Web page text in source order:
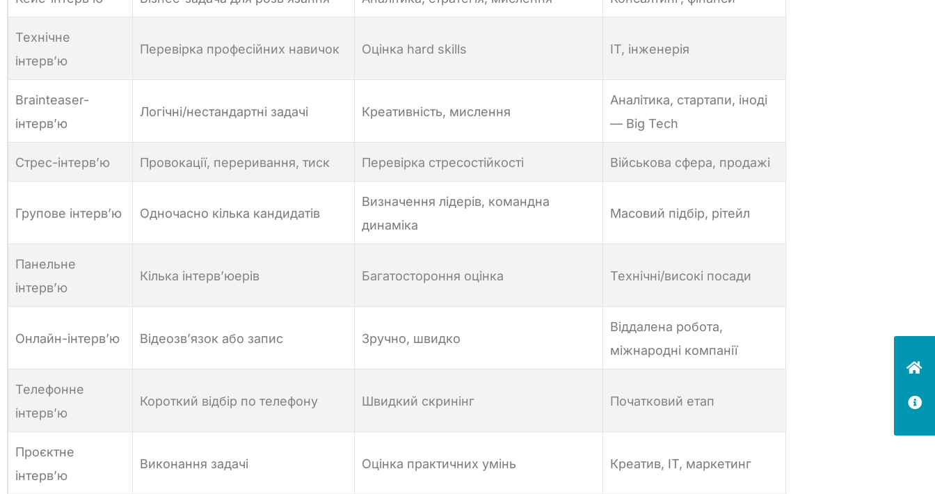
Технічне
інтерв’ю
Перевірка професійних навичок Оцінка hard skills IT, інженерія
Brainteaser-
інтерв’ю
Логічні/нестандартні задачі Креативність, мислення
Аналітика, стартапи, іноді
— Big Tech
Стрес-інтерв’ю Провокації, переривання, тиск Перевірка стресостійкості Військова сфера, продажі
Групове інтерв’ю Одночасно кілька кандидатів
Визначення лідерів, командна
динаміка
Масовий підбір, рітейл
Панельне
інтерв’ю
Кілька інтерв’юерів Багатостороння оцінка Технічні/високі посади
Онлайн-інтерв’ю Відеозв’язок або запис Зручно, швидко
Віддалена робота,
міжнародні компанії
Телефонне
інтерв’ю
Короткий відбір по телефону Швидкий скринінг Початковий етап
Проєктне
інтерв’ю
Виконання задачі Оцінка практичних умінь Креатив, IT, маркетинг